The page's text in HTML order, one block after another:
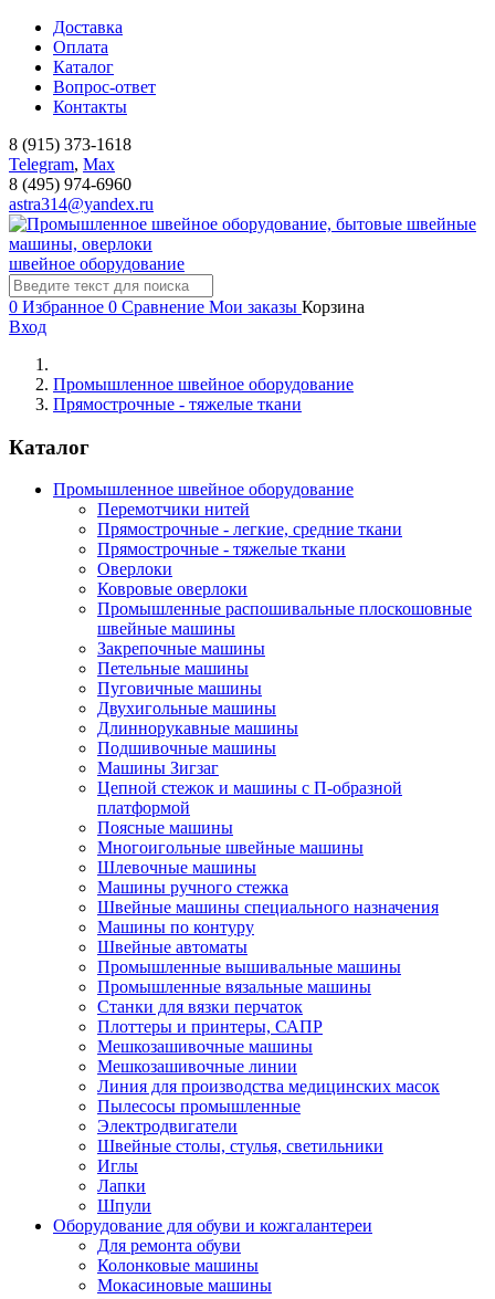
Доставка
Оплата
Каталог
Вопрос-ответ
Контакты
8 (915) 373-1618
Telegram, Мах
8 (495) 974-6960
astra314@yandex.ru
швейное оборудование
0 Избранное 0 Сравнение Мои заказы Корзина
Вход
Промышленное швейное оборудование
Прямострочные - тяжелые ткани
Каталог
Промышленное швейное оборудование
Перемотчики нитей
Прямострочные - легкие, средние ткани
Прямострочные - тяжелые ткани
Оверлоки
Ковровые оверлоки
Промышленные распошивальные плоскошовные
швейные машины
Закрепочные машины
Петельные машины
Пуговичные машины
Двухигольные машины
Длиннорукавные машины
Подшивочные машины
Машины Зигзаг
Цепной стежок и машины с П-образной
платформой
Поясные машины
Многоигольные швейные машины
Шлевочные машины
Машины ручного стежка
Швейные машины специального назначения
Машины по контуру
Швейные автоматы
Промышленные вышивальные машины
Промышленные вязальные машины
Станки для вязки перчаток
Плоттеры и принтеры, САПР
Мешкозашивочные машины
Мешкозашивочные линии
Линия для производства медицинских масок
Пылесосы промышленные
Электродвигатели
Швейные столы, стулья, светильники
Иглы
Лапки
Шпули
Оборудование для обуви и кожгалантереи
Для ремонта обуви
Колонковые машины
Мокасиновые машины